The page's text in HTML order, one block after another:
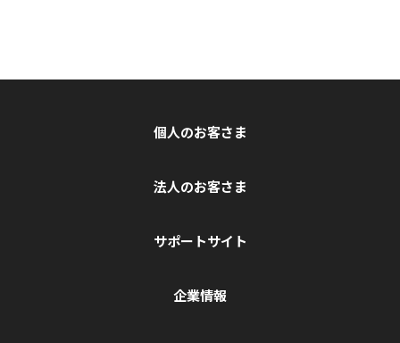
個人のお客さま
法人のお客さま
サポートサイト
企業情報